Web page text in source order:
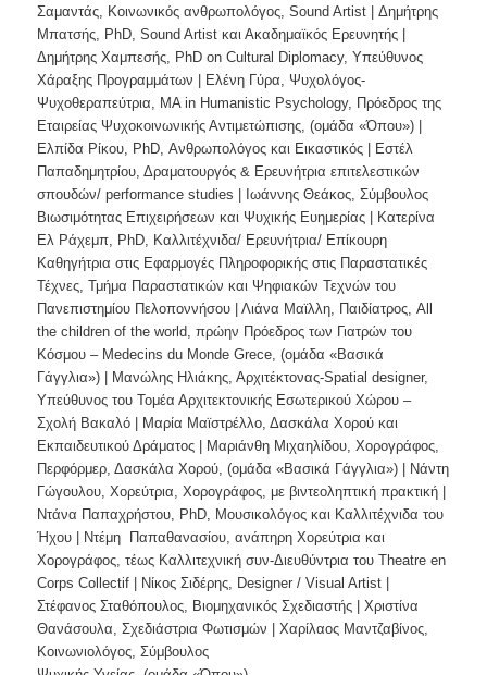
Σαμαντάς, Κοινωνικός ανθρωπολόγος, Sound Artist | Δημήτρης
Μπατσής, PhD, Sound Artist και Ακαδημαϊκός Ερευνητής |
Δημήτρης Χαμπεσής, PhD on Cultural Diplomacy, Υπεύθυνος
Χάραξης Προγραμμάτων | Ελένη Γύρα, Ψυχολόγος-
Ψυχοθεραπεύτρια, MA in Humanistic Psychology, Πρόεδρος της
Εταιρείας Ψυχοκοινωνικής Αντιμετώπισης, (ομάδα «Όπου») |
Ελπίδα Ρίκου, PhD, Ανθρωπολόγος και Εικαστικός | Εστέλ
Παπαδημητρίου, Δραματουργός & Ερευνήτρια επιτελεστικών
σπουδών/ performance studies | Ιωάννης Θεάκος, Σύμβουλος
Βιωσιμότητας Επιχειρήσεων και Ψυχικής Ευημερίας | Κατερίνα
Ελ Ράχεμπ, PhD, Καλλιτέχνιδα/ Ερευνήτρια/ Επίκουρη
Καθηγήτρια στις Εφαρμογές Πληροφορικής στις Παραστατικές
Τέχνες, Τμήμα Παραστατικών και Ψηφιακών Τεχνών του
Πανεπιστημίου Πελοποννήσου | Λιάνα Μαϊλλη, Παιδίατρος, All
the children of the world, πρώην Πρόεδρος των Γιατρών του
Κόσμου – Medecins du Monde Grece, (ομάδα «Βασικά
Γάγγλια») | Μανώλης Ηλιάκης, Αρχιτέκτονας-Spatial designer,
Υπεύθυνος του Τομέα Αρχιτεκτονικής Εσωτερικού Χώρου –
Σχολή Βακαλό | Μαρία Μαϊστρέλλο, Δασκάλα Χορού και
Εκπαιδευτικού Δράματος | Μαριάνθη Μιχαηλίδου, Χορογράφος,
Περφόρμερ, Δασκάλα Χορού, (ομάδα «Βασικά Γάγγλια») | Νάντη
Γώγουλου, Χορεύτρια, Χορογράφος, με βιντεοληπτική πρακτική |
Ντάνα Παπαχρήστου, PhD, Μουσικολόγος και Καλλιτέχνιδα του
Ήχου | Ντέμη Παπαθανασίου, ανάπηρη Χορεύτρια και
Χορογράφος, τέως Καλλιτεχνική συν-Διευθύντρια του Theatre en
Corps Collectif | Νίκος Σιδέρης, Designer / Visual Artist |
Στέφανος Σταθόπουλος, Βιομηχανικός Σχεδιαστής | Χριστίνα
Θανάσουλα, Σχεδιάστρια Φωτισμών | Χαρίλαος Μαντζαβίνος,
Κοινωνιολόγος, Σύμβουλος